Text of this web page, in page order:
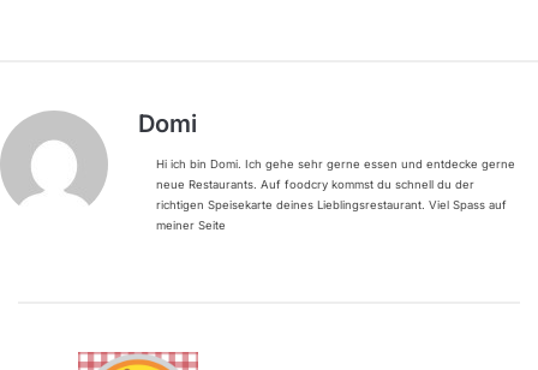
Domi
Hi ich bin Domi. Ich gehe sehr gerne essen und entdecke gerne
neue Restaurants. Auf foodcry kommst du schnell du der
richtigen Speisekarte deines Lieblingsrestaurant. Viel Spass auf
meiner Seite